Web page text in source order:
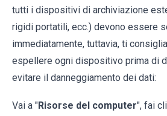
tutti i dispositivi di archiviazione
rigidi portatili, ecc.) devono essere
immediatamente, tuttavia, ti
espellere ogni dispositivo prima di
evitare il danneggiamento dei dati:
Vai a "Risorse del computer", fai